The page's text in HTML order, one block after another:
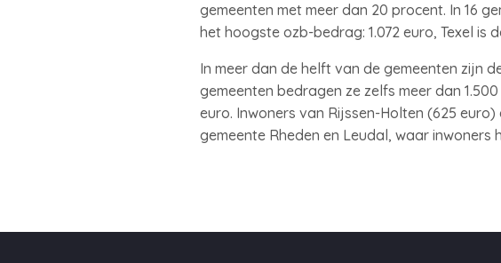
gemeenten met meer dan 20 procent. In 16
het hoogste ozb-bedrag: 1.072 euro, Texel is
In meer dan de helft van de gemeenten zijn
gemeenten bedragen ze zelfs meer dan
euro. Inwoners van Rijssen-Holten (625
gemeente Rheden en Leudal, waar